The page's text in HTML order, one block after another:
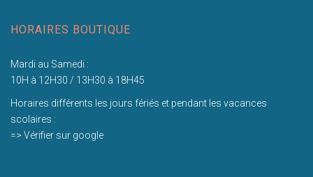
HORAIRES BOUTIQUE
Mardi au Samedi :
10H à 12H30 / 13H30 à 18H45
Horaires différents les jours fériés et pendant les vacances
scolaires :
=> Vérifier sur google